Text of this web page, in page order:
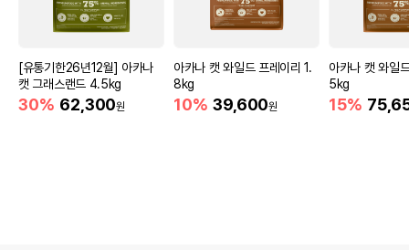
[유통기한26년12월] 아카나
캣 그래스랜드 4.5kg
30% 62,300원
아카나 캣 와일드 프레이리 1.
8kg
10% 39,600원
아카나 캣 와일
5kg
15%